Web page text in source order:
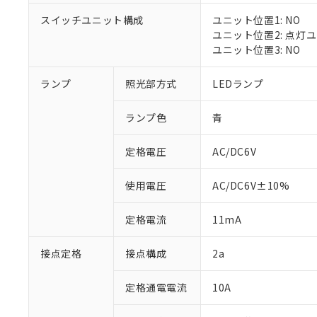
スイッチユニット構成
ユニット位置1: NO
ユニット位置2: 点灯
ユニット位置3: NO
ランプ 照光部方式 LEDランプ
ランプ色 青
定格電圧 AC/DC6V
使用電圧 AC/DC6V±10%
定格電流 11mA
接点定格 接点構成 2a
定格通電電流 10A
ご利用条件
以下の条件をお読
当社制御機
在庫状況お
のであり、
い。
当社販売員
ている必要
対応予定：EU
対応予定なし：
調査・確認中：
非該当品：ライセ
仕入先様の事情に
があります。
六価クロム(Cr(Ⅵ))
ル（DBP） 1000ppm
但し、RoHS指令で産業
フタル酸エステル類の
※2 対応予定月
※1 中国
「－」：未確認で
*中国RoHS10物質の基
Pb(鉛) :1000ppm、 Hg(
Cr(Ⅵ)(六価クロム) :
DBP(フタル酸ジブチル
「ｅ」：有害物質
う）を輸出
などの必要な
ます。
当社は貴社
当社は、貴
記
号
○ 一定数
△ 一定数
－
在庫な